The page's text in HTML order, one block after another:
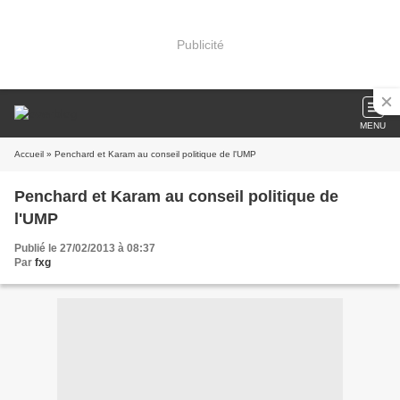
Publicité
MENU
Accueil » Penchard et Karam au conseil politique de l'UMP
Penchard et Karam au conseil politique de
l'UMP
Publié le 27/02/2013 à 08:37
Par fxg